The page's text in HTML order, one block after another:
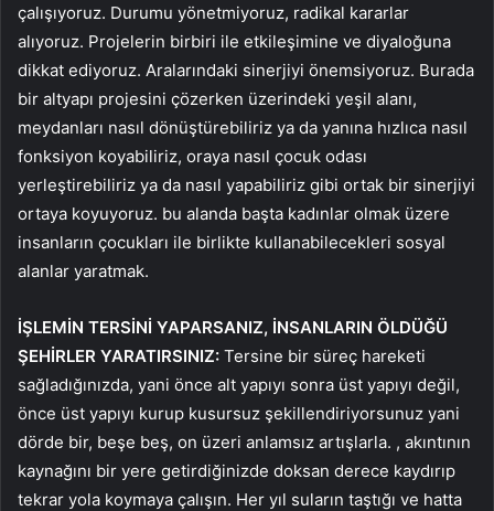
çalışıyoruz. Durumu yönetmiyoruz, radikal kararlar
alıyoruz. Projelerin birbiri ile etkileşimine ve diyaloğuna
dikkat ediyoruz. Aralarındaki sinerjiyi önemsiyoruz. Burada
bir altyapı projesini çözerken üzerindeki yeşil alanı,
meydanları nasıl dönüştürebiliriz ya da yanına hızlıca nasıl
fonksiyon koyabiliriz, oraya nasıl çocuk odası
yerleştirebiliriz ya da nasıl yapabiliriz gibi ortak bir sinerjiyi
ortaya koyuyoruz. bu alanda başta kadınlar olmak üzere
insanların çocukları ile birlikte kullanabilecekleri sosyal
alanlar yaratmak.
İŞLEMİN TERSİNİ YAPARSANIZ, İNSANLARIN ÖLDÜĞÜ
ŞEHİRLER YARATIRSINIZ: Tersine bir süreç hareketi
sağladığınızda, yani önce alt yapıyı sonra üst yapıyı değil,
önce üst yapıyı kurup kusursuz şekillendiriyorsunuz yani
dörde bir, beşe beş, on üzeri anlamsız artışlarla. , akıntının
kaynağını bir yere getirdiğinizde doksan derece kaydırıp
tekrar yola koymaya çalışın. Her yıl suların taştığı ve hatta